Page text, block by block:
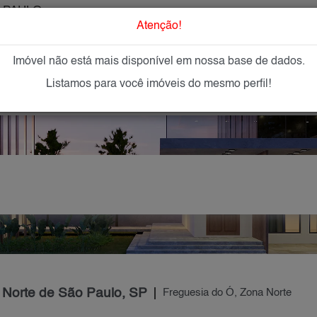
IMÓVEIS NOVOS IMOBILIÁRIAS
de São Paulo, SP Freguesia do Ó, Zona Norte
Atenção!
Imóvel não está mais disponível em nossa base de dados.
Listamos para você imóveis do mesmo perfil!